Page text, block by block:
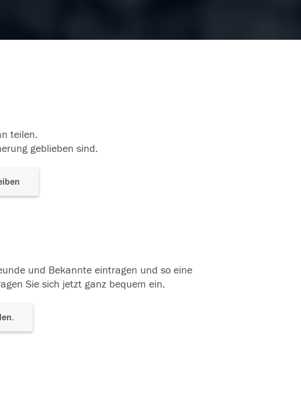
teilen.
geblieben sind.
und Bekannte eintragen und so eine
Sie sich jetzt ganz bequem ein.